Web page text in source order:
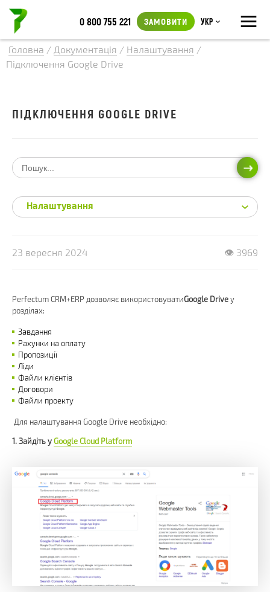
≡
0 800 755 221 ЗАМОВИТИ Укр
Головна / Документація / Налаштування /
Підключення Google Drive
23 вересня 2024 👁 3969
Perfectum CRM+ERP дозволяє використовуватиGoogle Driveу
розділах:
Завдання
Рахунки на оплату
Пропозиції
Ліди
Файли клієнтів
Договори
Файли проекту
Для налаштування Google Drive необхідно:
1. Зайдіть уGoogle Cloud Platform
ПІДКЛЮЧЕННЯ GOOGLE DRIVE
Налаштування